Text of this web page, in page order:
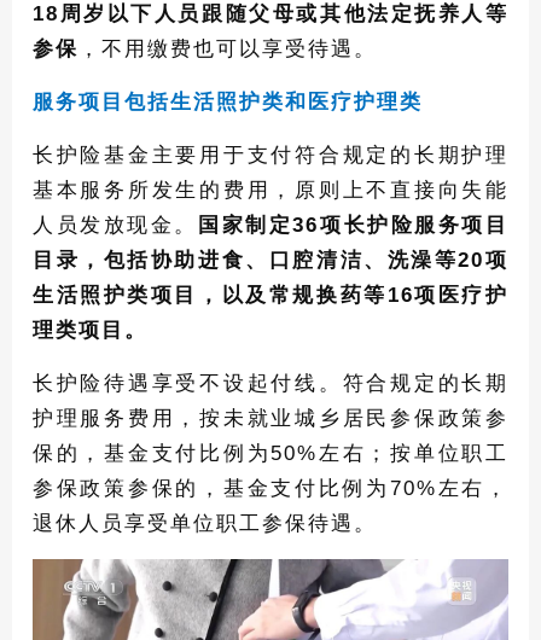
18周岁以下人员跟随父母或其他法定抚养人等
参保 ，不用缴费也可以享受待遇。
服务项目包括生活照护类和医疗护理类
长护险基金主要用于支付符合规定的长期护理
基本服务所发生的费用，原则上不直接向失能
人员发放现金。
国家制定36项长护险服务项目
目录，包括协助进食、口腔清洁、洗澡等20项
生活照护类项目，以及常规换药等16项医疗护
理类项目。
长护险待遇享受不设起付线。符合规定的长期
护理服务费用，按未就业城乡居民参保政策参
保的，基金支付比例为50%左右；按单位职工
参保政策参保的，基金支付比例为70%左右，
退休人员享受单位职工参保待遇。